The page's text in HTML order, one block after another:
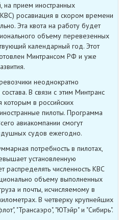
на прием иностранных
росавиация в скором времени
Эта квота на работу будет
объему перевезенных
календарный год. Этот
Минтрансом РФ и уже
неоднократно
В связи с этим Минтранс
которым в российских
пилоты. Программа
авиакомпании смогут
судов ежегодно.
потребность в пилотах,
установленную
распределять численность КВС
объему выполненных
и почты, исчисляемому в
В четверку крупнейших
"Трансаэро", "ЮТэйр" и "Сибирь".